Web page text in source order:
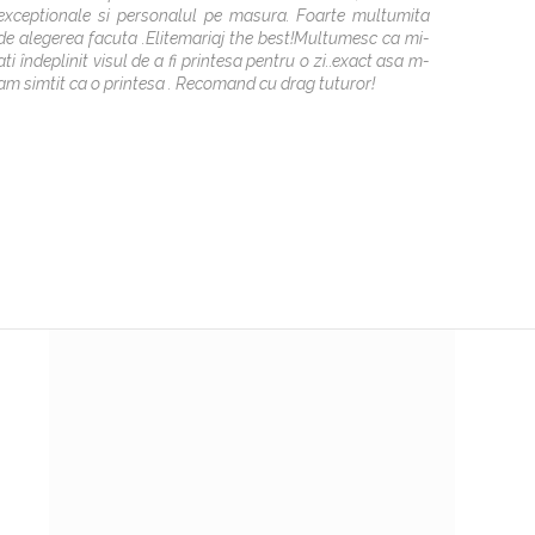
si personalul pe masura. Foarte multumita
alegerea facuta .Elitemariaj the best!Multumesc ca mi-
îndeplinit visul de a fi printesa pentru o zi..exact asa m-
simtit ca o printesa . Recomand cu drag tuturor!